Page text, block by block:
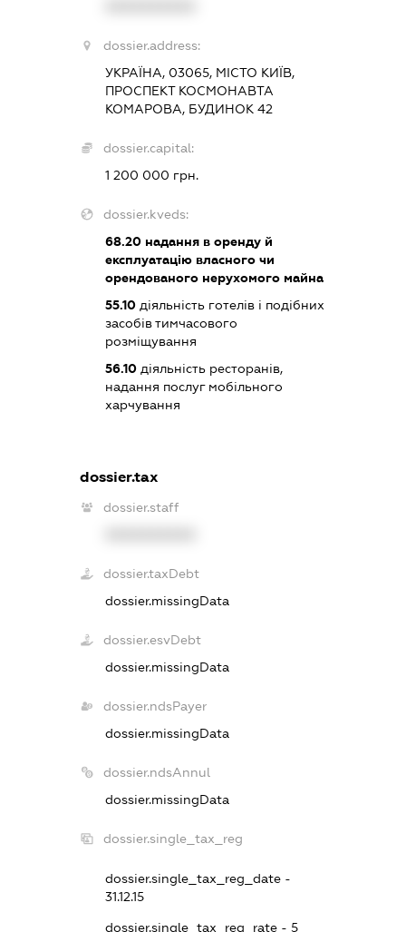
dossier.address:
УКРАЇНА, 03065, МІСТО КИЇВ,
ПРОСПЕКТ КОСМОНАВТА
КОМАРОВА, БУДИНОК 42
dossier.capital:
1 200 000 грн.
dossier.kveds:
68.20надання в оренду й
експлуатацію власного чи
орендованого нерухомого майна
55.10діяльність готелів і подібних
засобів тимчасового
розміщування
56.10діяльність ресторанів,
надання послуг мобільного
харчування
dossier.tax
dossier.staff
dossier.taxDebt
dossier.missingData
dossier.esvDebt
dossier.missingData
dossier.ndsPayer
dossier.missingData
dossier.ndsAnnul
dossier.missingData
dossier.single_tax_reg
dossier.single_tax_reg_date -
31.12.15
dossier.single_tax_reg_rate - 5